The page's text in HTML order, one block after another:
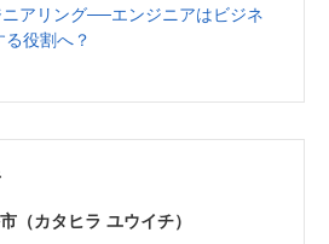
アリング──エンジニアはビジネ
役割へ？
（カタヒラ ユウイチ）